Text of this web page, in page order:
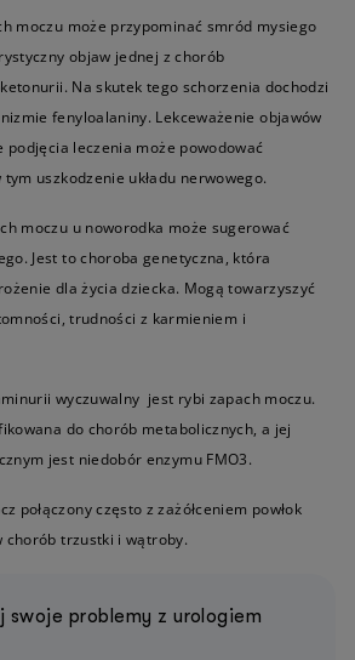
moczu może przypominać smród mysiego
objaw jednej z chorób
Na skutek tego schorzenia dochodzi
fenyloalaniny. Lekceważenie objawów
leczenia może powodować
uszkodzenie układu nerwowego.
moczu u noworodka może sugerować
Jest to choroba genetyczna, która
dla życia dziecka. Mogą towarzyszyć
trudności z karmieniem i
wyczuwalny jest rybi zapach moczu.
do chorób metabolicznych, a jej
jest niedobór enzymu FMO3.
połączony często z zażółceniem powłok
chorób trzustki i wątroby.
swoje problemy z urologiem